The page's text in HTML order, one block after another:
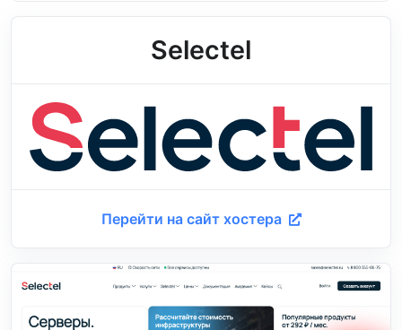
Selectel
Перейти на сайт хостера